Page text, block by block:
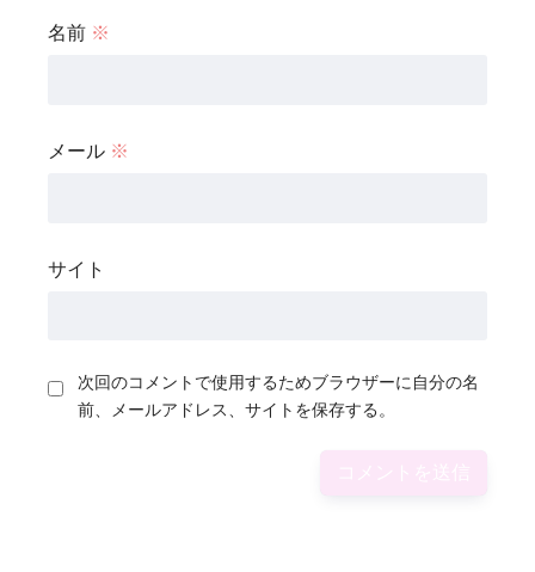
名前 ※
メール ※
サイト
次回のコメントで使用するためブラウザーに自分の名
前、メールアドレス、サイトを保存する。